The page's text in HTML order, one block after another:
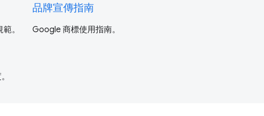
。
品牌宣傳指南
Google 商標使用指南。